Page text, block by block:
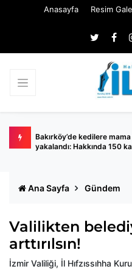
Anasayfa Resim
Bakırköy’de kedilere
yakalandı: Hakkında 150
Ana Sayfa Gündem
Valilikten
arttırılsın!
İzmir Valiliği, İl Hıfzıssıhha